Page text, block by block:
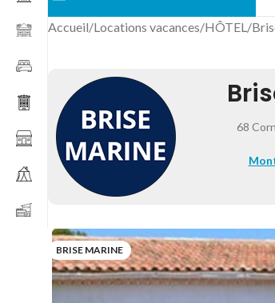
Accueil/Locations vacances/HÔTEL/
68
BRISE MARINE